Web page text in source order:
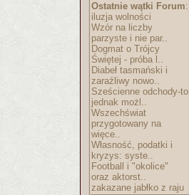
Ostatnie wątki Forum:
iluzja wolności
Wzór na liczby
parzyste i nie par..
Dogmat o Trójcy
Świętej - próba l..
Diabeł tasmański i
zaraźliwy nowo..
Sześcienne odchody-to
jednak możl..
Wszechświat
przygotowany na
więce..
Własność, podatki i
kryzys: syste..
Football i "okolice"
oraz aktorst..
zakazane jabłko z raju